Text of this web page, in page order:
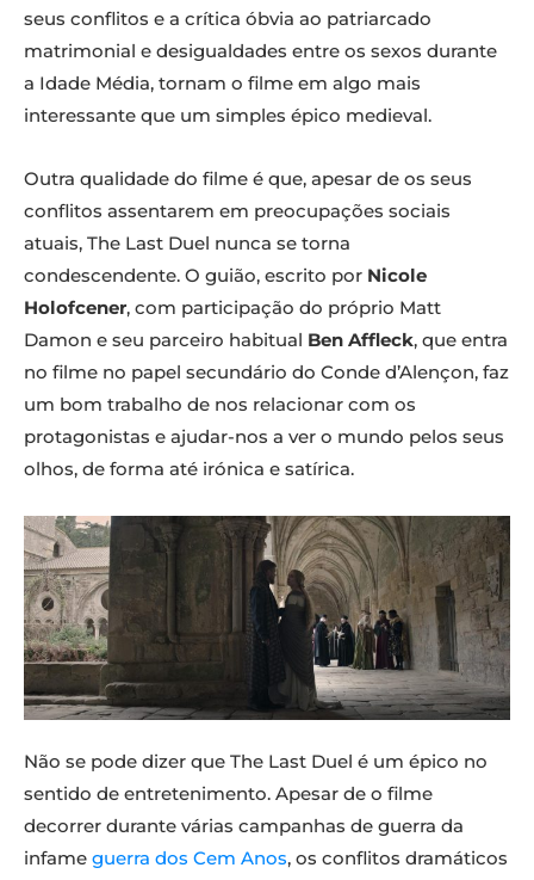
seus conflitos e a crítica óbvia ao patriarcado
matrimonial e desigualdades entre os sexos durante
a Idade Média, tornam o filme em algo mais
interessante que um simples épico medieval.
Outra qualidade do filme é que, apesar de os seus
conflitos assentarem em preocupações sociais
atuais, The Last Duel nunca se torna
condescendente. O guião, escrito por Nicole
Holofcener, com participação do próprio Matt
Damon e seu parceiro habitual Ben Affleck, que entra
no filme no papel secundário do Conde d’Alençon, faz
um bom trabalho de nos relacionar com os
protagonistas e ajudar-nos a ver o mundo pelos seus
olhos, de forma até irónica e satírica.
Não se pode dizer que The Last Duel é um épico no
sentido de entretenimento. Apesar de o filme
decorrer durante várias campanhas de guerra da
infame guerra dos Cem Anos, os conflitos dramáticos